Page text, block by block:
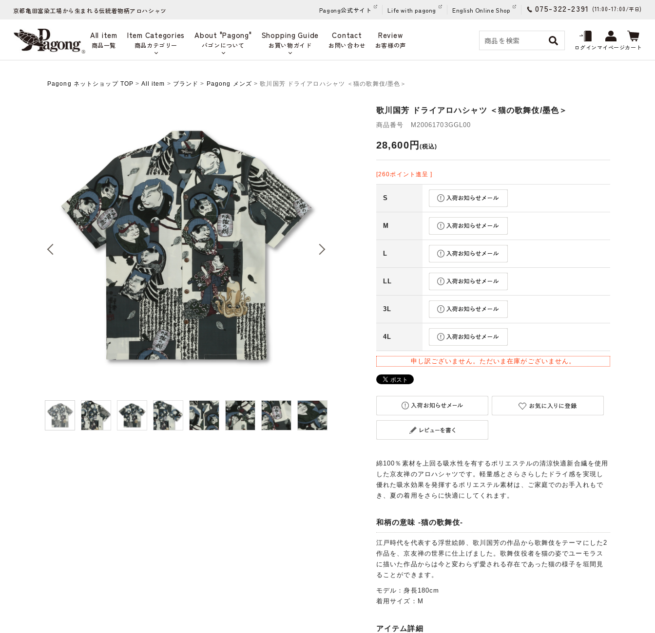
京都亀田富染工場から生まれる伝統着物柄アロハシャツ Pagong公式サイト Life with pagong English Online Shop 075-322-2391 (11:00-17:00/平日)
All item
商品一覧
Item Categories
商品カテゴリー
About "Pagong"
パゴンについて
Shopping Guide
お買い物ガイド
Contact
お問い合わせ
Review
お客様の声 ログインマイページカート
Pagong ネットショップ TOP > All item > ブランド > Pagong メンズ > 歌川国芳 ドライアロハシャツ ＜猫の歌舞伎/墨色＞
歌川国芳 ドライアロハシャツ ＜猫の歌舞伎/墨色＞
商品番号 M20061703GGL00
28,600円 (税込)
[260ポイント進呈 ]
S
M
L
LL
3L
4L
申し訳ございません。ただいま在庫がございません。
綿100％素材を上回る吸水性を有するポリエステルの清涼快適新合繊を使用
した京友禅のアロハシャツです。軽量感とさらさらしたドライ感を実現し
優れた吸水効果を発揮するポリエステル素材は、ご家庭でのお手入れもで
き、夏の着用をさらに快適にしてくれます。
和柄の意味 -猫の歌舞伎-
江戸時代を代表する浮世絵師、歌川国芳の作品から歌舞伎をテーマにした2
作品を、京友禅の世界に仕上げました。歌舞伎役者を猫の姿でユーモラス
に描いた作品からは今と変わらず愛される存在であった猫の様子を垣間見
ることができます。
モデル：身長180cm
着用サイズ：M
アイテム詳細